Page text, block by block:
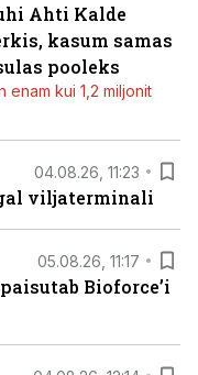
Ahti Kalde
kasum samas
pooleks
enam kui 1,2 miljonit
04.08.26, 11:23
viljaterminali
05.08.26, 11:17
Bioforce’i